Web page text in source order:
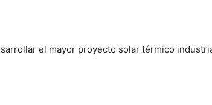
el mayor proyecto solar térmico